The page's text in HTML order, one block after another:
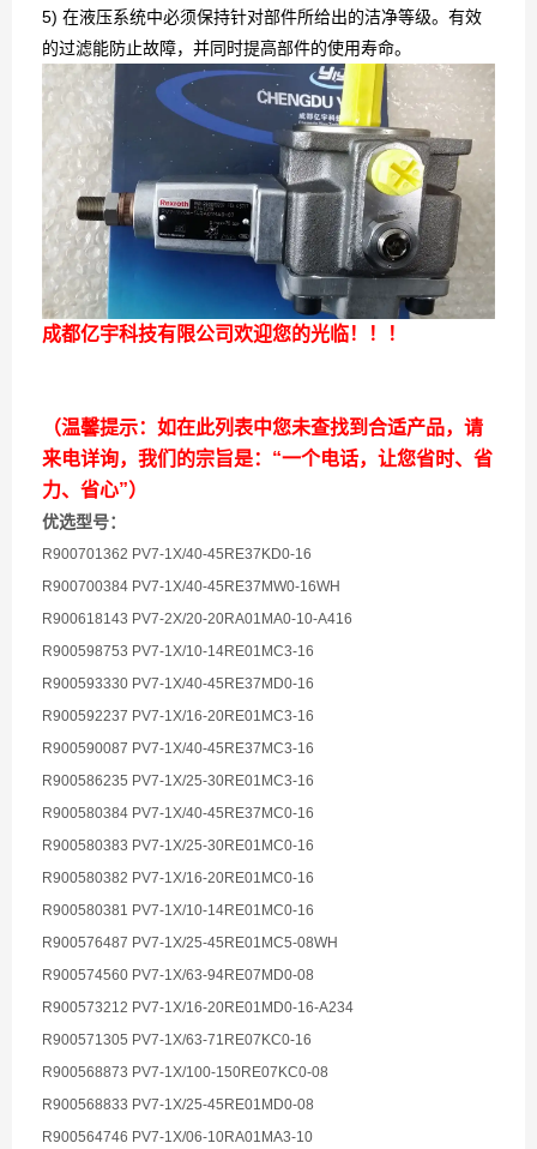
5) 在液压系统中必须保持针对部件所给出的洁净等级。有效
的过滤能防止故障，并同时提高部件的使用寿命。
成都亿宇科技有限公司欢迎您的光临！！！
（温馨提示：如在此列表中您未查找到合适产品，请
来电详询，我们的宗旨是：“一个电话，让您省时、省
力、省心”）
优选型号：
R900701362 PV7-1X/40-45RE37KD0-16
R900700384 PV7-1X/40-45RE37MW0-16WH
R900618143 PV7-2X/20-20RA01MA0-10-A416
R900598753 PV7-1X/10-14RE01MC3-16
R900593330 PV7-1X/40-45RE37MD0-16
R900592237 PV7-1X/16-20RE01MC3-16
R900590087 PV7-1X/40-45RE37MC3-16
R900586235 PV7-1X/25-30RE01MC3-16
R900580384 PV7-1X/40-45RE37MC0-16
R900580383 PV7-1X/25-30RE01MC0-16
R900580382 PV7-1X/16-20RE01MC0-16
R900580381 PV7-1X/10-14RE01MC0-16
R900576487 PV7-1X/25-45RE01MC5-08WH
R900574560 PV7-1X/63-94RE07MD0-08
R900573212 PV7-1X/16-20RE01MD0-16-A234
R900571305 PV7-1X/63-71RE07KC0-16
R900568873 PV7-1X/100-150RE07KC0-08
R900568833 PV7-1X/25-45RE01MD0-08
R900564746 PV7-1X/06-10RA01MA3-10